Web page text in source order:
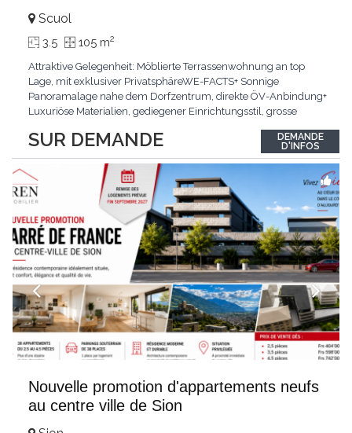
SUR DEMANDE
Scuol
3.5 105 m2
Attraktive Gelegenheit: Möblierte Terrassenwohnung an top
Lage, mit exklusiver PrivatsphäreWE-FACTS+ Sonnige
Panoramalage nahe dem Dorfzentrum, direkte ÖV-Anbindung+
Luxuriöse Materialien, gediegener Einrichtungsstil, grosse
gemeinschaftliche WaschküchePasst für:Geniesser von
Weitblick und gehobenem WohnkomfortDie Wohnung wird
hochwertig
DEMANDE
D'INFOS
Nouvelle promotion d'appartements neufs
au centre ville de Sion